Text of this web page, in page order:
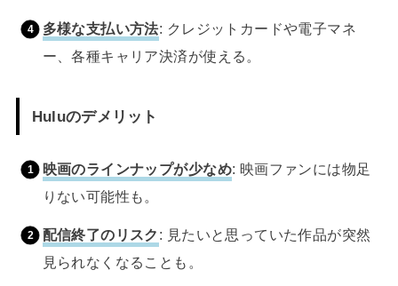
多様な支払い方法: クレジットカードや電子マネ
ー、各種キャリア決済が使える。
Huluのデメリット
映画のラインナップが少なめ: 映画ファンには物足
りない可能性も。
配信終了のリスク : 見たいと思っていた作品が突然
見られなくなることも。